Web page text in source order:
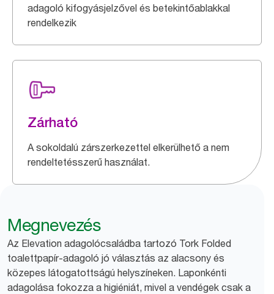
adagoló kifogyásjelzővel és betekintőablakkal
rendelkezik
Zárható
A sokoldalú zárszerkezettel elkerülhető a nem
rendeltetésszerű használat.
Megnevezés
Az Elevation adagolócsaládba tartozó Tork Folded
toalettpapír-adagoló jó választás az alacsony és
közepes látogatottságú helyszíneken. Laponkénti
adagolása fokozza a higiéniát, mivel a vendégek csak a